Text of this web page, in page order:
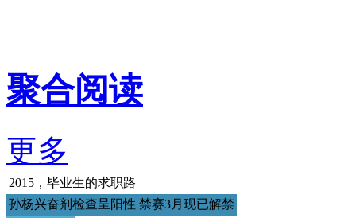
聚合阅读
更多
2015，毕业生的求职路
孙杨兴奋剂检查呈阳性 禁赛3月现已解禁